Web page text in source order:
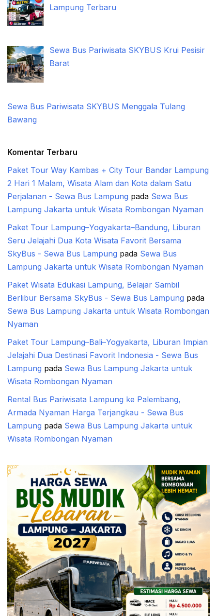
Lampung Terbaru
Sewa Bus Pariwisata SKYBUS Krui Pesisir
Barat
Sewa Bus Pariwisata SKYBUS Menggala Tulang
Bawang
Komentar Terbaru
Paket Tour Way Kambas + City Tour Bandar Lampung
2 Hari 1 Malam, Wisata Alam dan Kota dalam Satu
Perjalanan - Sewa Bus Lampung pada Sewa Bus
Lampung Jakarta untuk Wisata Rombongan Nyaman
Paket Tour Lampung–Yogyakarta–Bandung, Liburan
Seru Jelajahi Dua Kota Wisata Favorit Bersama
SkyBus - Sewa Bus Lampung pada Sewa Bus
Lampung Jakarta untuk Wisata Rombongan Nyaman
Paket Wisata Edukasi Lampung, Belajar Sambil
Berlibur Bersama SkyBus - Sewa Bus Lampung pada
Sewa Bus Lampung Jakarta untuk Wisata Rombongan
Nyaman
Paket Tour Lampung–Bali–Yogyakarta, Liburan Impian
Jelajahi Dua Destinasi Favorit Indonesia - Sewa Bus
Lampung pada Sewa Bus Lampung Jakarta untuk
Wisata Rombongan Nyaman
Rental Bus Pariwisata Lampung ke Palembang,
Armada Nyaman Harga Terjangkau - Sewa Bus
Lampung pada Sewa Bus Lampung Jakarta untuk
Wisata Rombongan Nyaman